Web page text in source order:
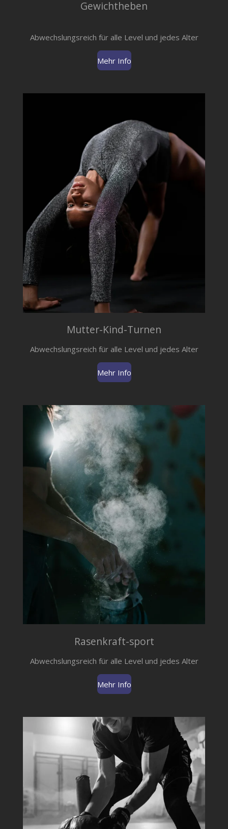
Gewichtheben
Abwechslungsreich für alle Level und jedes Alter
Mehr Info
Mutter-Kind-Turnen
Abwechslungsreich für alle Level und jedes Alter
Mehr Info
Rasenkraft-sport
Abwechslungsreich für alle Level und jedes Alter
Mehr Info